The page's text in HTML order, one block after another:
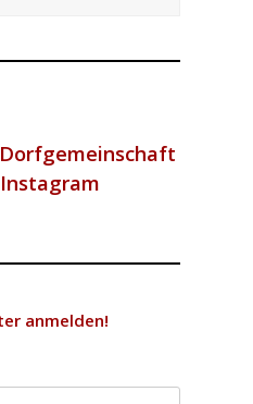
anmelden!